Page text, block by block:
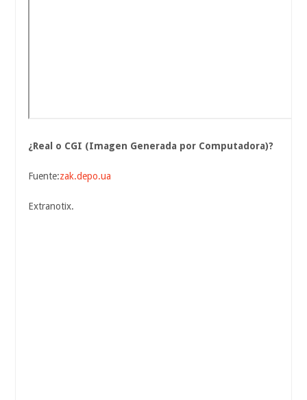
¿Real o CGI (Imagen Generada por Computadora)?
Fuente:zak.depo.ua
Extranotix.